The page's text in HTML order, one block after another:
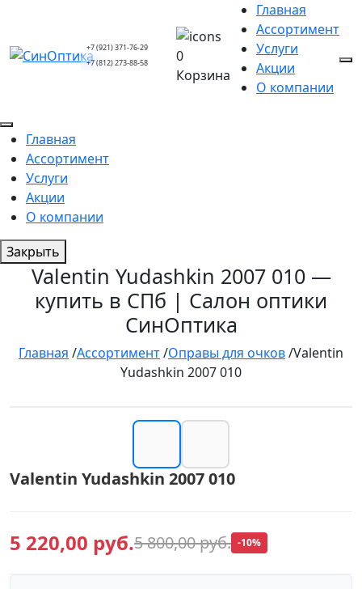
+7 (921) 371-76-29
+7 (812) 273-88-58
0
Корзина
Главная
Ассортимент
Услуги
Акции
О компании
Главная
Ассортимент
Услуги
Акции
О компании
Закрыть
Valentin Yudashkin 2007 010 —
купить в СПб | Салон оптики
СинОптика
Главная /Ассортимент/Оправы для очков/Valentin
Yudashkin 2007 010
Valentin Yudashkin 2007 010
5 220,00 руб.5 800,00 руб. -10%